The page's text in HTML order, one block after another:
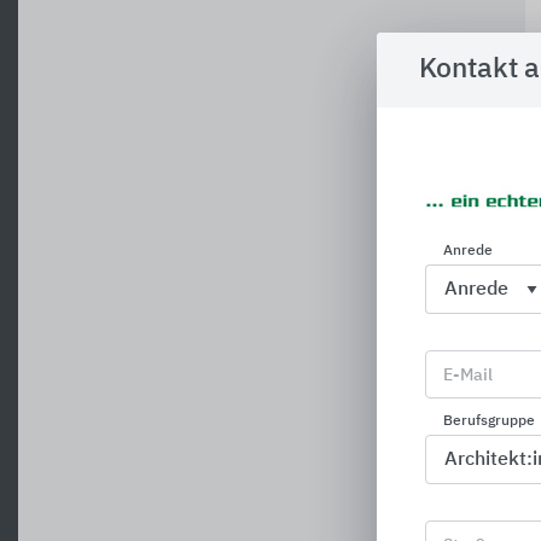
Kontakt
Anrede
E-Mail
Berufsgruppe